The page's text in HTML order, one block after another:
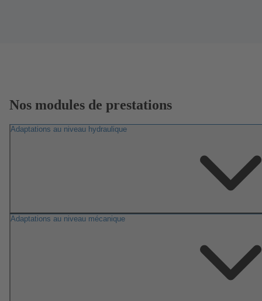
Nos modules de prestations
Adaptations au niveau hydraulique
Adaptations au niveau mécanique